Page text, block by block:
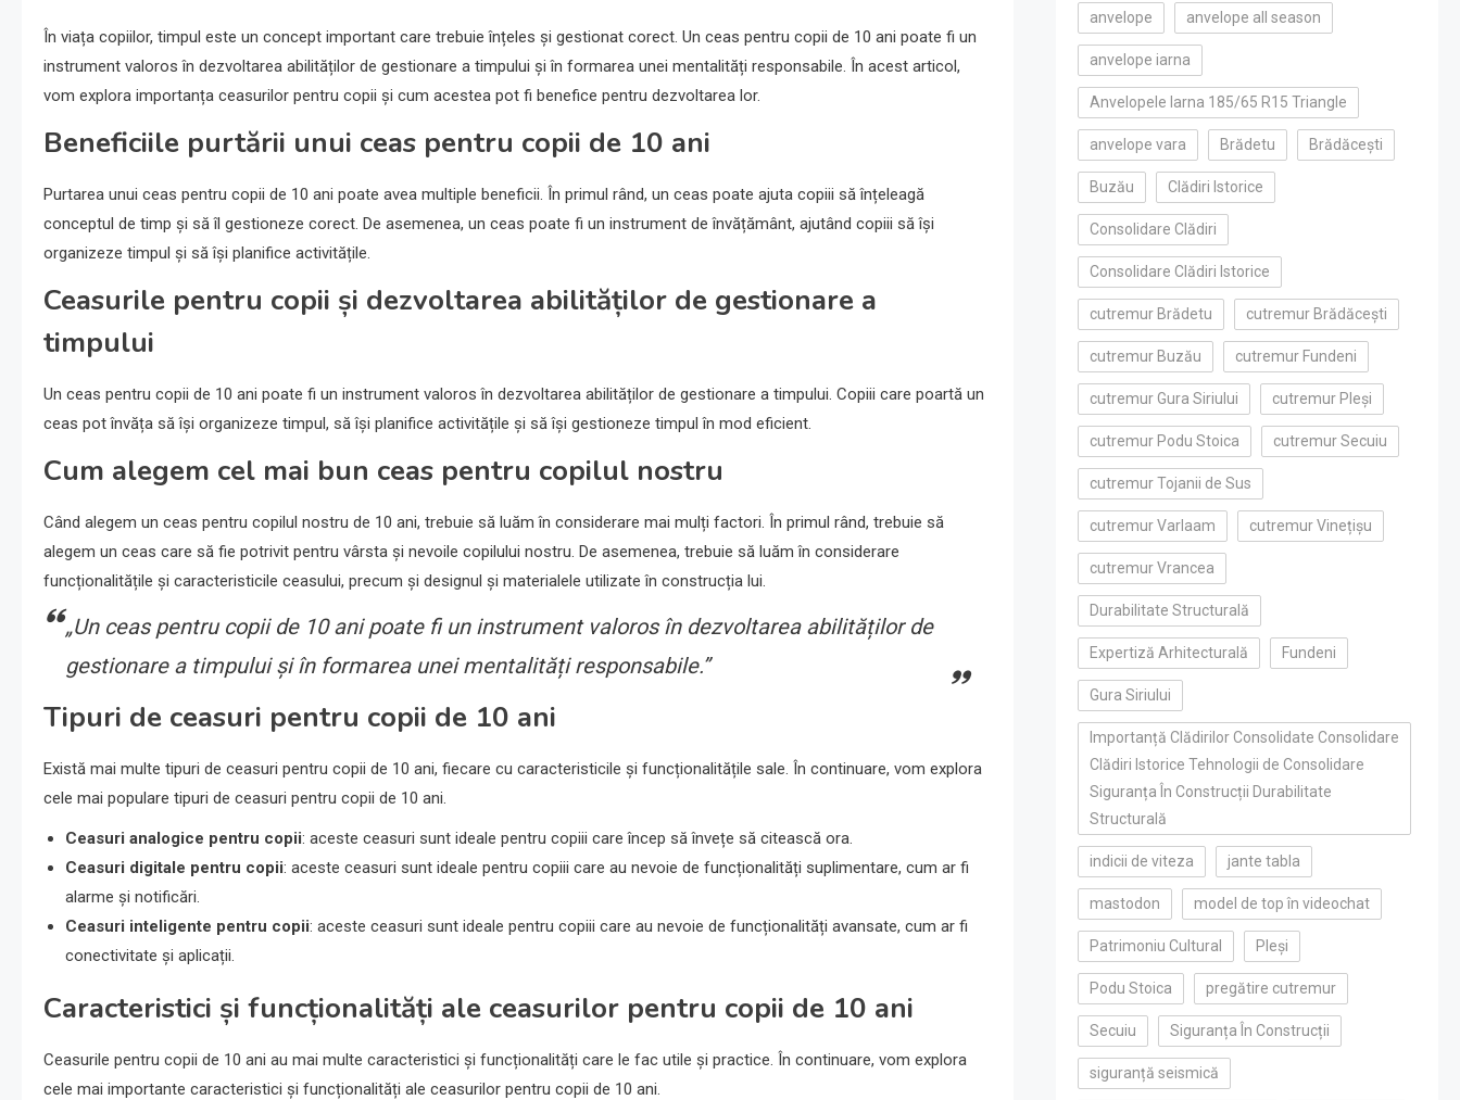
În viața copiilor, timpul este un concept important care trebuie înțeles și gestionat corect. Un ceas pentru copii de 10 ani poate fi un
instrument valoros în dezvoltarea abilităților de gestionare a timpului și în formarea unei mentalități responsabile. În acest articol,
vom explora importanța ceasurilor pentru copii și cum acestea pot fi benefice pentru dezvoltarea lor.
Beneficiile purtării unui ceas pentru copii de 10 ani
Purtarea unui ceas pentru copii de 10 ani poate avea multiple beneficii. În primul rând, un ceas poate ajuta copiii să înțeleagă
conceptul de timp și să îl gestioneze corect. De asemenea, un ceas poate fi un instrument de învățământ, ajutând copiii să își
organizeze timpul și să își planifice activitățile.
Ceasurile pentru copii și dezvoltarea abilităților de gestionare a
timpului
Un ceas pentru copii de 10 ani poate fi un instrument valoros în dezvoltarea abilităților de gestionare a timpului. Copiii care poartă un
ceas pot învăța să își organizeze timpul, să își planifice activitățile și să își gestioneze timpul în mod eficient.
Cum alegem cel mai bun ceas pentru copilul nostru
Când alegem un ceas pentru copilul nostru de 10 ani, trebuie să luăm în considerare mai mulți factori. În primul rând, trebuie să
alegem un ceas care să fie potrivit pentru vârsta și nevoile copilului nostru. De asemenea, trebuie să luăm în considerare
funcționalitățile și caracteristicile ceasului, precum și designul și materialele utilizate în construcția lui.
„Un ceas pentru copii de 10 ani poate fi un instrument valoros în dezvoltarea abilităților de
gestionare a timpului și în formarea unei mentalități responsabile.”
Tipuri de ceasuri pentru copii de 10 ani
Există mai multe tipuri de ceasuri pentru copii de 10 ani, fiecare cu caracteristicile și funcționalitățile sale. În continuare, vom explora
cele mai populare tipuri de ceasuri pentru copii de 10 ani.
Ceasuri analogice pentru copii: aceste ceasuri sunt ideale pentru copiii care încep să învețe să citească ora.
Ceasuri digitale pentru copii: aceste ceasuri sunt ideale pentru copiii care au nevoie de funcționalități suplimentare, cum ar fi
alarme și notificări.
Ceasuri inteligente pentru copii: aceste ceasuri sunt ideale pentru copiii care au nevoie de funcționalități avansate, cum ar fi
conectivitate și aplicații.
Caracteristici și funcționalități ale ceasurilor pentru copii de 10 ani
Ceasurile pentru copii de 10 ani au mai multe caracteristici și funcționalități care le fac utile și practice. În continuare, vom explora
cele mai importante caracteristici și funcționalități ale ceasurilor pentru copii de 10 ani.
anvelope anvelope all season
anvelope iarna
Anvelopele Iarna 185/65 R15 Triangle
anvelope vara Brădetu Brădăcești
Buzău Clădiri Istorice
Consolidare Clădiri
Consolidare Clădiri Istorice
cutremur Brădetu cutremur Brădăcești
cutremur Buzău cutremur Fundeni
cutremur Gura Siriului cutremur Pleși
cutremur Podu Stoica cutremur Secuiu
cutremur Tojanii de Sus
cutremur Varlaam cutremur Vinețișu
cutremur Vrancea
Durabilitate Structurală
Expertiză Arhitecturală Fundeni
Gura Siriului
Importanță Clădirilor Consolidate Consolidare
Clădiri Istorice Tehnologii de Consolidare
Siguranța În Construcții Durabilitate
Structurală
indicii de viteza jante tabla
mastodon model de top în videochat
Patrimoniu Cultural Pleși
Podu Stoica pregătire cutremur
Secuiu Siguranța În Construcții
siguranță seismică